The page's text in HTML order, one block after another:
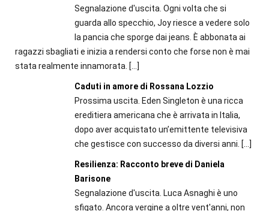
Segnalazione d'uscita. Ogni volta che si
guarda allo specchio, Joy riesce a vedere solo
la pancia che sporge dai jeans. È abbonata ai
ragazzi sbagliati e inizia a rendersi conto che forse non è mai
stata realmente innamorata. […]
Caduti in amore di Rossana Lozzio
Prossima uscita. Eden Singleton è una ricca
ereditiera americana che è arrivata in Italia,
dopo aver acquistato un’emittente televisiva
che gestisce con successo da diversi anni. […]
Resilienza: Racconto breve di Daniela
Barisone
Segnalazione d'uscita. Luca Asnaghi è uno
sfigato. Ancora vergine a oltre vent'anni, non